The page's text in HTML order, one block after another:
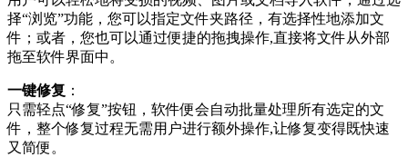
择“浏览”功能，您可以指定文件夹路径，有选择性地添加文
件；或者，您也可以通过便捷的拖拽操作,直接将文件从外部
拖至软件界面中。
一键修复 ：
只需轻点“修复”按钮，软件便会自动批量处理所有选定的文
件，整个修复过程无需用户进行额外操作,让修复变得既快速
又简便。